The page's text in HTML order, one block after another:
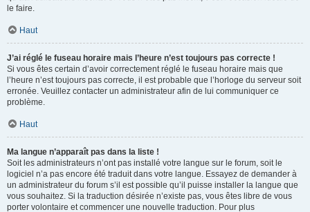
le faire.
Haut
J’ai réglé le fuseau horaire mais l’heure n’est toujours pas correcte !
Si vous êtes certain d’avoir correctement réglé le fuseau horaire mais que
l’heure n’est toujours pas correcte, il est probable que l’horloge du serveur soit
erronée. Veuillez contacter un administrateur afin de lui communiquer ce
problème.
Haut
Ma langue n’apparaît pas dans la liste !
Soit les administrateurs n’ont pas installé votre langue sur le forum, soit le
logiciel n’a pas encore été traduit dans votre langue. Essayez de demander à
un administrateur du forum s’il est possible qu’il puisse installer la langue que
vous souhaitez. Si la traduction désirée n’existe pas, vous êtes libre de vous
porter volontaire et commencer une nouvelle traduction. Pour plus